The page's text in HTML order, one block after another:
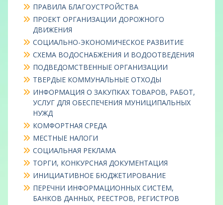
ПРАВИЛА БЛАГОУСТРОЙСТВА
ПРОЕКТ ОРГАНИЗАЦИИ ДОРОЖНОГО
ДВИЖЕНИЯ
СОЦИАЛЬНО-ЭКОНОМИЧЕСКОЕ РАЗВИТИЕ
СХЕМА ВОДОСНАБЖЕНИЯ И ВОДООТВЕДЕНИЯ
ПОДВЕДОМСТВЕННЫЕ ОРГАНИЗАЦИИ
ТВЕРДЫЕ КОММУНАЛЬНЫЕ ОТХОДЫ
ИНФОРМАЦИЯ О ЗАКУПКАХ ТОВАРОВ, РАБОТ,
УСЛУГ ДЛЯ ОБЕСПЕЧЕНИЯ МУНИЦИПАЛЬНЫХ
НУЖД
КОМФОРТНАЯ СРЕДА
МЕСТНЫЕ НАЛОГИ
СОЦИАЛЬНАЯ РЕКЛАМА
ТОРГИ, КОНКУРСНАЯ ДОКУМЕНТАЦИЯ
ИНИЦИАТИВНОЕ БЮДЖЕТИРОВАНИЕ
ПЕРЕЧНИ ИНФОРМАЦИОННЫХ СИСТЕМ,
БАНКОВ ДАННЫХ, РЕЕСТРОВ, РЕГИСТРОВ